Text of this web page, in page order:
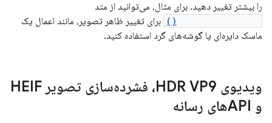
را بیشتر تغییر دهید. برای مثال، می‌توانید از متد
برای تغییر ظاهر تصویر، مانند اعمال یک
ماسک دایره‌ای یا گوشه‌های گرد استفاده کنید.
ویدیوی HDR VP9، فشرده‌سازی تصویر HEIF
و APIهای رسانه